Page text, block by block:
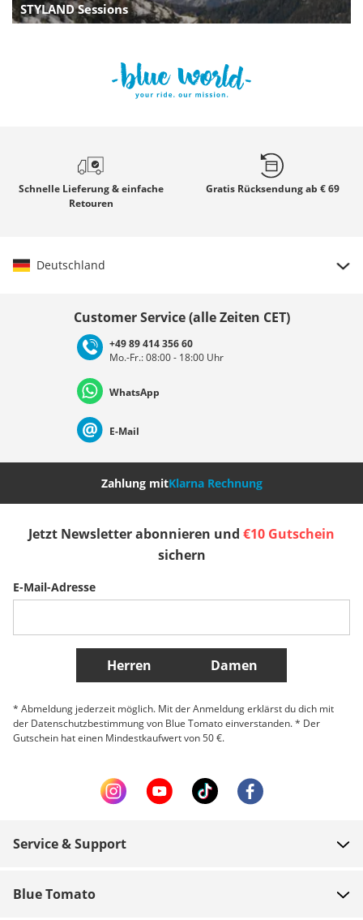
STYLAND Sessions
SchnelleLieferung & einfache
Retouren
GratisRücksendung ab € 69
Deutschland
Deutschland Österreich
Nederland Italia (Italiano) Italien (Deutsch)
Slovenija
Weitere Länder
Customer Service (alle Zeiten CET)
+49 89 414 356 60
Mo.-Fr.: 08:00 - 18:00 Uhr
WhatsApp
E-Mail
Zahlung mitKlarna Rechnung
Jetzt Newsletter abonnieren und €10 Gutschein
sichern
E-Mail-Adresse
Herren Damen
* Abmeldung jederzeit möglich. Mit der Anmeldung erklärst du dich mit
der Datenschutzbestimmung von Blue Tomato einverstanden. * Der
Gutschein hat einen Mindestkaufwert von 50 €.
Service & Support
Blue Tomato